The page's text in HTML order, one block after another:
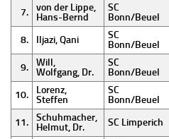
7.
von der Lippe,
Hans-Bernd
SC
Bonn/Beuel
8. Iljazi, Qani
SC
Bonn/Beuel
9.
Will,
Wolfgang, Dr.
SC
Bonn/Beuel
10.
Lorenz,
Steffen
SC
Bonn/Beuel
11.
Schuhmacher,
Helmut, Dr.
SC Limperich